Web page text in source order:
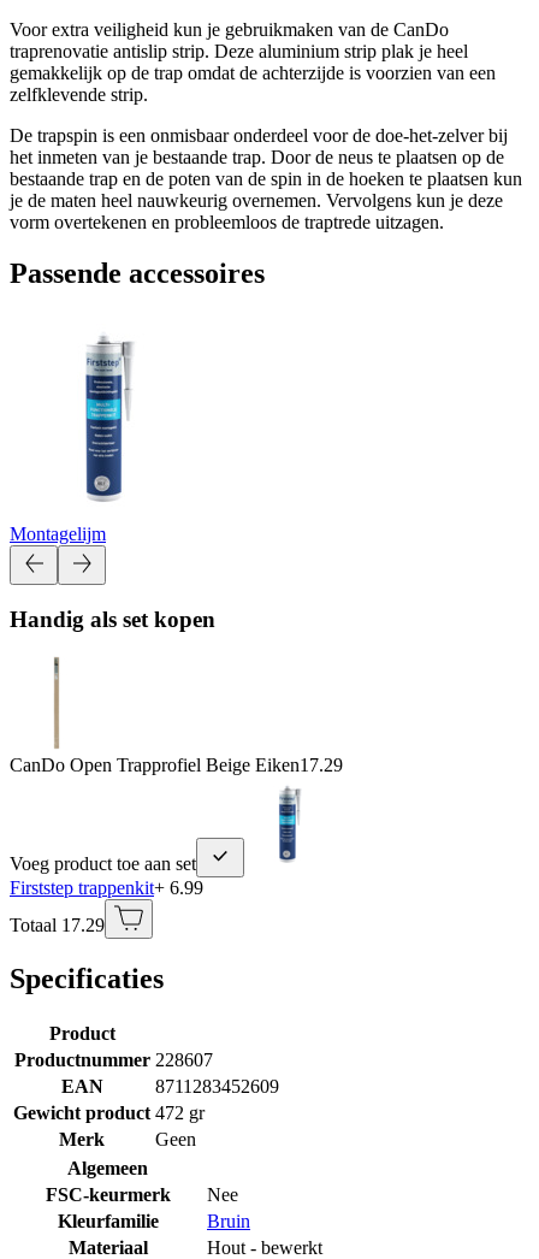
Voor extra veiligheid kun je gebruikmaken van de CanDo
traprenovatie antislip strip. Deze aluminium strip plak je heel
gemakkelijk op de trap omdat de achterzijde is voorzien van een
zelfklevende strip.
De trapspin is een onmisbaar onderdeel voor de doe-het-zelver bij
het inmeten van je bestaande trap. Door de neus te plaatsen op de
bestaande trap en de poten van de spin in de hoeken te plaatsen kun
je de maten heel nauwkeurig overnemen. Vervolgens kun je deze
vorm overtekenen en probleemloos de traptrede uitzagen.
Passende accessoires
Montagelijm
Handig als set kopen
CanDo Open Trapprofiel Beige Eiken17.29
Voeg product toe aan set
Firststep trappenkit+ 6.99
Totaal 17.29
Specificaties
Product
Productnummer 228607
EAN
8711283452609
Gewicht product 472 gr
Merk
Geen
Algemeen
FSC-keurmerk
Nee
Kleurfamilie
Bruin
Materiaal
Hout - bewerkt